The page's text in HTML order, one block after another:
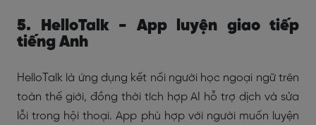
5. HelloTalk - App luyện giao tiếp
tiếng Anh
HelloTalk là ứng dụng kết nối người học ngoại ngữ trên
toàn thế giới, đồng thời tích hợp AI hỗ trợ dịch và sửa
lỗi trong hội thoại. App phù hợp với người muốn luyện